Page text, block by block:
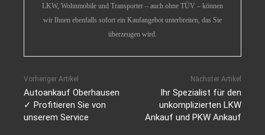
LKW, Wohnmobile und Transporter – auch ohne TÜV – können
wir Ihnen ebenfalls sofort ein Kaufangebot unterbreiten, das Sie
überzeugen wird.
Vorheriger Artikel
Autoankauf Oberhausen
✓ Profitieren Sie von
unserem Service
Nächster Artikel
Ihr Spezialist für den
unkomplizierten LKW
Ankauf und PKW Ankauf